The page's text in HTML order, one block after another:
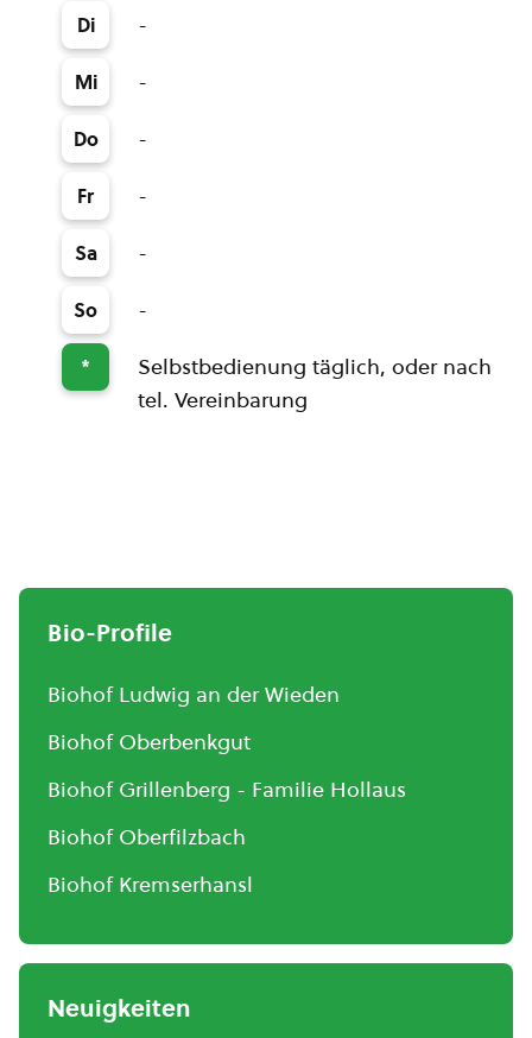
Di -
Mi -
Do -
Fr -
Sa -
So -
*
Selbstbedienung täglich, oder nach
tel. Vereinbarung
Bio-Profile
Biohof Ludwig an der Wieden
Biohof Oberbenkgut
Biohof Grillenberg - Familie Hollaus
Biohof Oberfilzbach
Biohof Kremserhansl
Neuigkeiten